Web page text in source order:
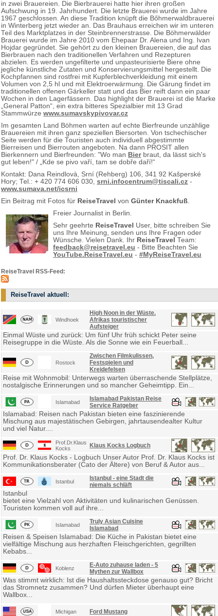
in zwei Brauereien. Die Bierbrauerei hatte hier ihren großen
Aufschwung in 19. Jahrhundert. Die letzte Brauerei wurde im Jahre
1967 geschlossen. An diese Tradition knüpft die Bőhmerwaldbrauerei
in Winterberg jetzt wieder an. Das Brauhaus erreichen wir im unteren
Teil des Marktplatzes in der Steinbrennerstrasse. Die Böhmerwälder
Brauerei wurde im Jahre 2010 vom Ehepaar Dr. Alena und Ing. Ivan
Hojdar gegründet. Sie gehört zu den kleinen Brauereien, die auf das
Bierbrauen nach den traditionellen Verfahren und Rezepturen
abzielen. Es werden ungefilterte und unpasteurisierte Biere ohne
jegliche künstliche Zutaten und Konservierungsmittel hergestellt. Die
Kochpfannen sind rostfrei mit Kupferblechverkleidung mit einem
Volumen von 2,5 hl und mit Elektroerwärmung. Die Gärung findet im
traditionellen offenen Gärkeller statt und das Bier reift dann ein paar
Wochen in den Lagerfässern. Das highlight der Brauerei ist die Marke
„General Patton“, ein extra bitteres Spezialbier mit 13 Grad
Stammwürze www.sumavskypivovar.cz
Im gesamten Land Böhmen warten auf echte Bierfreunde unzählige
Brauereien mit ihren ganz speziellen Biersorten. Von tschechischer
Seite werden für die Touristen auch individuell abgestimmte
Bierreisen und Bierrouten angeboten. Na dann PROSIT allen
Bierkennern und Bierfreunden: "Wo man Bierbraut, da lässt sich's
gut leben!" / „Kde se pivo vaří, tam se dobře daří!“
Kontakt: Dana Reindlovà, Srní (Rehberg) 106, 341 92 Kašperské
Hory; Tel.: + 420 774 606 030, srni.infocentrum@tiscali.cz -
www.sumava.net/icsrni
Ein Beitrag mit Fotos für ReiseTravel von Günter Knackfuß.
Freier Journalist in Berlin.
Sehr geehrte ReiseTravel User, bitte schreiben Sie
uns Ihre Meinung, senden uns Ihre Fragen oder
Wünsche. Vielen Dank. Ihr ReiseTravel Team:
feedback@reisetravel.eu - Bitte Beachten Sie
YouTube.ReiseTravel.eu - #MyReiseTravel.eu
ReiseTravel RSS-Feed:
ReiseTravel aktuell:
Windhoek
High Noon in der Wüste.
Afrikas touristischer
Aufsteiger
Einmal Wüste und zurück: Um fünf Uhr früh schickt Peter seine
Reisegruppe in die Wüste. Als die Sonne wie ein Feuerball...
Rostock
Zwischen Filmkulissen,
Festspielen und
Kreidefelsen
Reise mit Wohnmobil: Unterwegs warten überraschende Stellplätze,
nostalgische Erinnerungen und so mancher Geheimtipp. Ein...
Islamabad
Islamabad Pakistan Reise
Service Ratgeber
Islamabad: Reisen nach Pakistan bieten eine faszinierende
Mischung aus majestätischen Gebirgen, jahrtausendealter Kultur
und viel Natur....
Prof.Dr.Klaus
Kocks
Klaus Kocks Logbuch
Prof. Dr. Klaus Kocks - Logbuch Unser Autor Prof. Dr. Klaus Kocks ist
Kommunikationsberater (Cato der Ältere) von Beruf & Autor aus...
Istanbul
Istanbul - eine Stadt die
niemals schläft
Istanbul
bietet eine Vielzahl von Aktivitäten und kulinarischen Genüssen.
Touristen kommen voll auf ihre...
Islamabad
Truly Asian Cuisine
Islamabad
Reisen & Speisen Islamabad: Die Küche in Pakistan bietet eine
vielfältige Mischung aus herzhaften Fleischgerichten, gegrillten
Kebabs...
Koblenz
E-Auto zuhause laden - 5
Mythen zur Wallbox
Was stimmt wirklich: Ist die Haushaltssteckdose genauso gut? Bricht
das Stromnetz zusammen? Und dürfen Mieter überhaupt eine
Wallbox...
Michigan Ford Mustang